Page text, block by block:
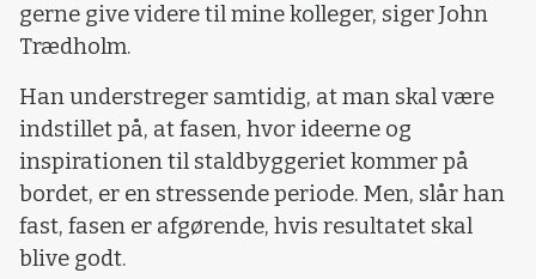
gerne give videre til mine kolleger, siger John
Trædholm.
Han understreger samtidig, at man skal være
indstillet på, at fasen, hvor ideerne og
inspirationen til staldbyggeriet kommer på
bordet, er en stressende periode. Men, slår han
fast, fasen er afgørende, hvis resultatet skal
blive godt.